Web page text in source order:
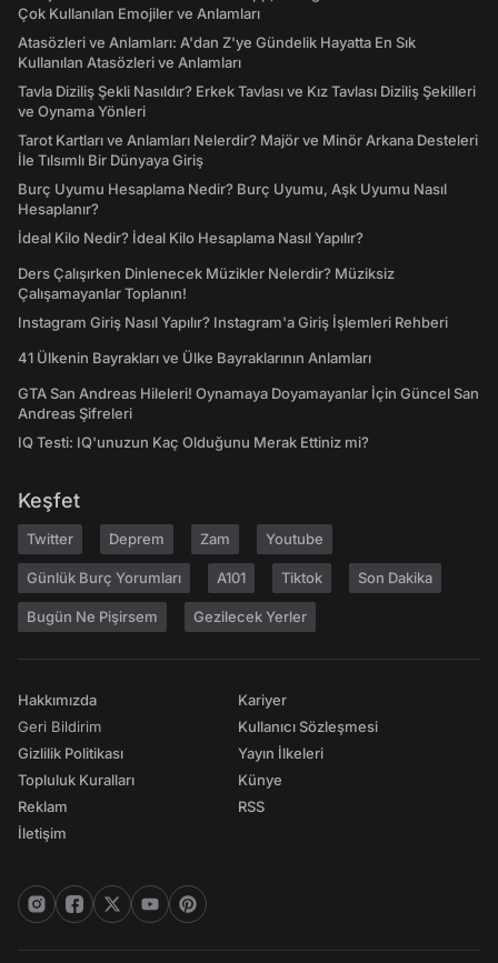
Çok Kullanılan Emojiler ve Anlamları
Atasözleri ve Anlamları: A'dan Z'ye Gündelik Hayatta En Sık
Kullanılan Atasözleri ve Anlamları
Tavla Diziliş Şekli Nasıldır? Erkek Tavlası ve Kız Tavlası Diziliş Şekilleri
ve Oynama Yönleri
Tarot Kartları ve Anlamları Nelerdir? Majör ve Minör Arkana Desteleri
İle Tılsımlı Bir Dünyaya Giriş
Burç Uyumu Hesaplama Nedir? Burç Uyumu, Aşk Uyumu Nasıl
Hesaplanır?
İdeal Kilo Nedir? İdeal Kilo Hesaplama Nasıl Yapılır?
Ders Çalışırken Dinlenecek Müzikler Nelerdir? Müziksiz
Çalışamayanlar Toplanın!
Instagram Giriş Nasıl Yapılır? Instagram'a Giriş İşlemleri Rehberi
41 Ülkenin Bayrakları ve Ülke Bayraklarının Anlamları
GTA San Andreas Hileleri! Oynamaya Doyamayanlar İçin Güncel San
Andreas Şifreleri
IQ Testi: IQ'unuzun Kaç Olduğunu Merak Ettiniz mi?
Keşfet
Twitter Deprem Zam Youtube
Günlük Burç Yorumları A101 Tiktok Son Dakika
Bugün Ne Pişirsem Gezilecek Yerler
Hakkımızda
Geri Bildirim
Gizlilik Politikası
Topluluk Kuralları
Reklam
İletişim
Kariyer
Kullanıcı Sözleşmesi
Yayın İlkeleri
Künye
RSS